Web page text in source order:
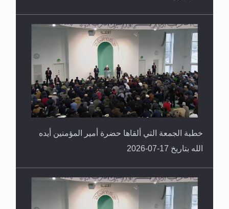
خطبة الجمعة التي ألقاها حضرة أمير المؤمنين أيده
الله بتاريخ 17-07-2026